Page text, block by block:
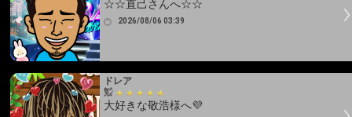
☆☆直己さんへ☆☆
2026/08/06 03:39
ドレア
大好きな敬浩様へ💜